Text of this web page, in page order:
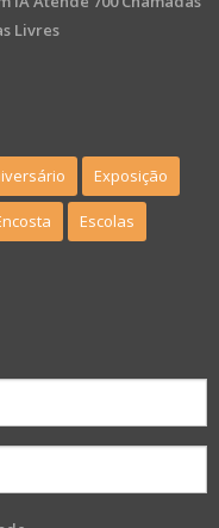
Livres
Exposição
Escolas